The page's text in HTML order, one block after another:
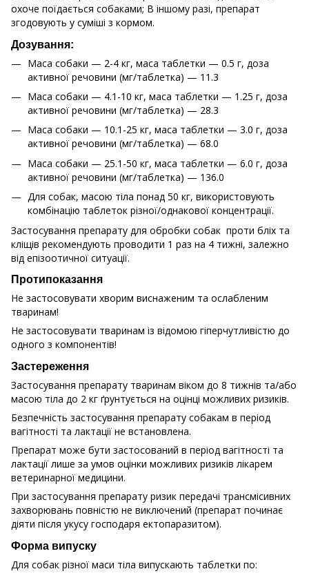
охоче поїдається собаками; В іншому разі, препарат
згодовують у суміші з кормом.
Дозування:
Маса собаки — 2-4 кг, маса таблетки — 0.5 г, доза
активної речовини (мг/таблетка) — 11.3
Маса собаки — 4.1-10 кг, маса таблетки — 1.25 г, доза
активної речовини (мг/таблетка) — 28.3
Маса собаки — 10.1-25 кг, маса таблетки — 3.0 г, доза
активної речовини (мг/таблетка) — 68.0
Маса собаки — 25.1-50 кг, маса таблетки — 6.0 г, доза
активної речовини (мг/таблетка) — 136.0
Для собак, масою тіла понад 50 кг, використовують
комбінацію таблеток різної/однакової концентрації.
Застосування препарату для обробки собак проти бліх та
кліщів рекомендують проводити 1 раз на 4 тижні, залежно
від епізоотичної ситуації.
Протипоказання
Не застосовувати хворим виснаженим та ослабленим
тваринам!
Не застосовувати тваринам із відомою гіперчутливістю до
одного з компонентів!
Застереження
Застосування препарату тваринам віком до 8 тижнів та/або
масою тіла до 2 кг ґрунтується на оцінці можливих ризиків.
Безпечність застосування препарату собакам в період
вагітності та лактації не встановлена.
Препарат може бути застосований в період вагітності та
лактації лише за умов оцінки можливих ризиків лікарем
ветеринарної медицини.
При застосування препарату ризик передачі трансмісивних
захворювань повністю не виключений (препарат починає
діяти після укусу господаря ектопаразитом).
Форма випуску
Для собак різної маси тіла випускають таблетки по: